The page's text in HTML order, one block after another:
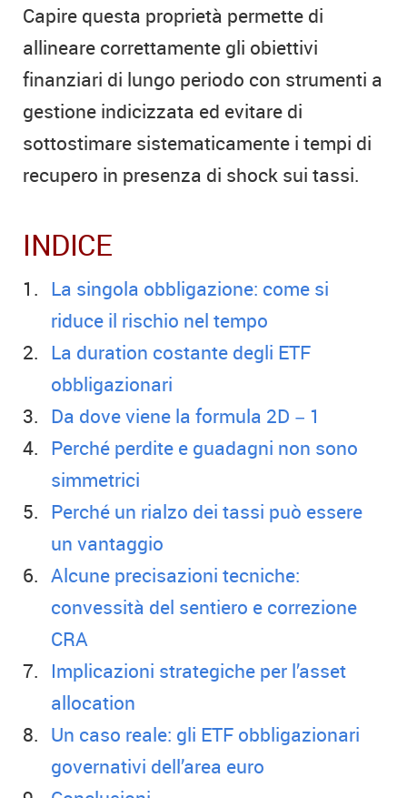
Capire questa proprietà permette di
allineare correttamente gli obiettivi
finanziari di lungo periodo con strumenti a
gestione indicizzata ed evitare di
sottostimare sistematicamente i tempi di
recupero in presenza di shock sui tassi.
INDICE
La singola obbligazione: come si
riduce il rischio nel tempo
La duration costante degli ETF
obbligazionari
Da dove viene la formula 2D − 1
Perché perdite e guadagni non sono
simmetrici
Perché un rialzo dei tassi può essere
un vantaggio
Alcune precisazioni tecniche:
convessità del sentiero e correzione
CRA
Implicazioni strategiche per l’asset
allocation
Un caso reale: gli ETF obbligazionari
governativi dell’area euro